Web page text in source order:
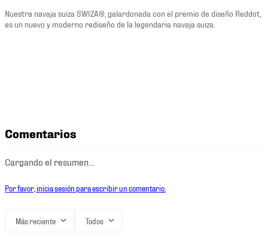
Nuestra navaja suiza SWIZA®, galardonada con el premio de diseño Reddot,
es un nuevo y moderno rediseño de la legendaria navaja suiza.
Comentarios
Cargando el resumen…
Por favor, inicia sesión para escribir un comentario.
Más reciente Todos